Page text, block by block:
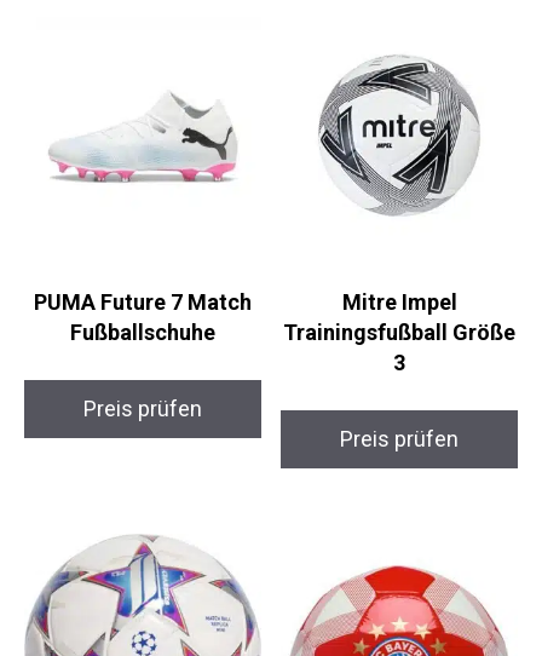
PUMA Future 7 Match
Fußballschuhe
Preis prüfen
Mitre Impel
Trainingsfußball
Größe 3
Preis prüfen